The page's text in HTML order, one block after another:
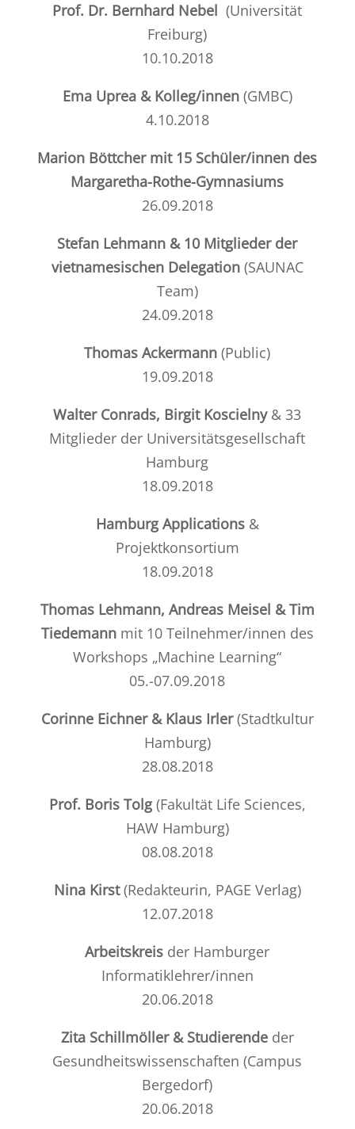
Prof. Dr. Bernhard Nebel (Universität
Freiburg)
10.10.2018
Ema Uprea & Kolleg/innen (GMBC)
4.10.2018
Marion Böttcher mit 15 Schüler/innen des
Margaretha-Rothe-Gymnasiums
26.09.2018
Stefan Lehmann & 10 Mitglieder der
vietnamesischen Delegation (SAUNAC
Team)
24.09.2018
Thomas Ackermann(Public)
19.09.2018
Walter Conrads, Birgit Koscielny& 33
Mitglieder der Universitätsgesellschaft
Hamburg
18.09.2018
Hamburg Applications &
Projektkonsortium
18.09.2018
Thomas Lehmann, Andreas Meisel & Tim
Tiedemannmit 10 Teilnehmer/innen des
Workshops „Machine Learning“
05.-07.09.2018
Corinne Eichner & Klaus Irler(Stadtkultur
Hamburg)
28.08.2018
Prof. Boris Tolg(Fakultät Life Sciences,
HAW Hamburg)
08.08.2018
Nina Kirst(Redakteurin, PAGE Verlag)
12.07.2018
Arbeitskreis der Hamburger
Informatiklehrer/innen
20.06.2018
Zita Schillmöller & Studierendeder
Gesundheitswissenschaften (Campus
Bergedorf)
20.06.2018